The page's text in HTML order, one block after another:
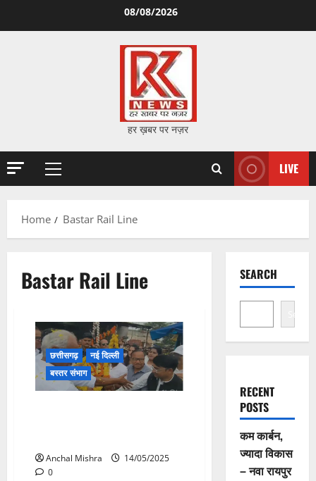
08/08/2026
हर ख़बर पर नज़र
Primary
LIVE
Home Bastar Rail Line
Bastar Rail Line
छत्तीसगढ़
नई दिल्ली
बस्तर संभाग
Anchal Mishra
14/05/2025
0
SEARCH
Search
RECENT
POSTS
कम कार्बन,
ज्यादा विकास
– नवा रायपुर